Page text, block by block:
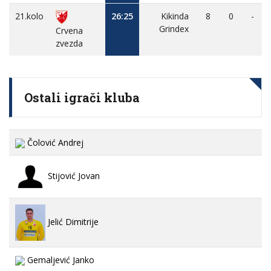
21.kolo
Crvena
zvezda
26:25
Kikinda
Grindex
8 0 -
Ostali igrači kluba
Čolović Andrej
Stijović Jovan
Jelić Dimitrije
Gemaljević Janko